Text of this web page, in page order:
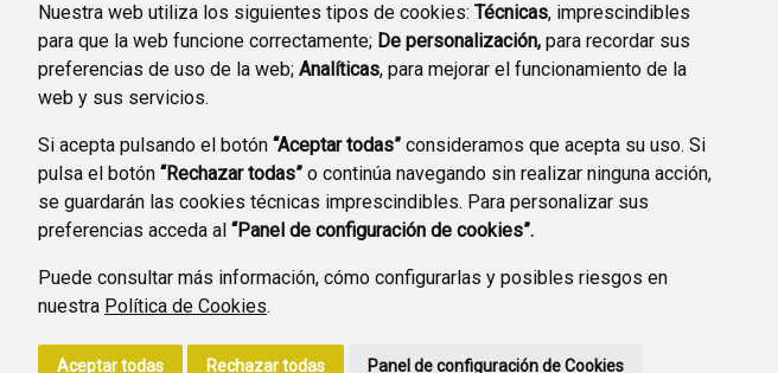
Nuestra web utiliza los siguientes tipos de cookies: Técnicas, imprescindibles
para que la web funcione correctamente; De personalización, para recordar sus
preferencias de uso de la web; Analíticas, para mejorar el funcionamiento de la
web y sus servicios.
Si acepta pulsando el botón “Aceptar todas” consideramos que acepta su uso. Si
pulsa el botón “Rechazar todas” o continúa navegando sin realizar ninguna acción,
se guardarán las cookies técnicas imprescindibles. Para personalizar sus
preferencias acceda al “Panel de configuración de cookies”.
Puede consultar más información, cómo configurarlas y posibles riesgos en
nuestra Política de Cookies.
Aceptar todas Rechazar todas Panel de configuración de Cookies
CANAL YOUTUBE
PREGUNTAS
FRECUENTES
PLAN DE ACCIÓN LOCAL
2030